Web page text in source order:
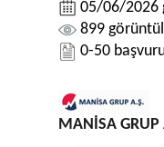
05/06/2026
899
0-50
MANİSA GRUP